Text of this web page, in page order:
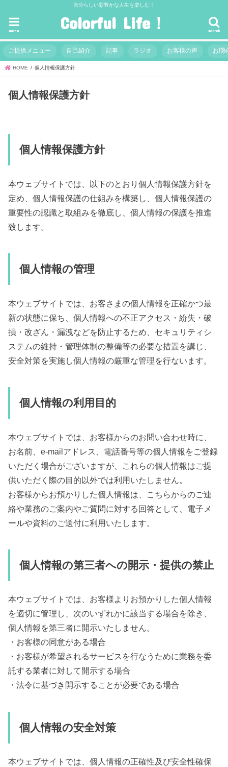
自分らしい彩豊かな人生を楽しむ！
Colorful Life！ search
menu
ご提供メニュー 自己紹介 記事 ラジオ お客様の声 お問
HOME 個人情報保護方針
個人情報保護方針
個人情報保護方針
本ウェブサイトでは、以下のとおり個人情報保護方針を
定め、個人情報保護の仕組みを構築し、個人情報保護の
重要性の認識と取組みを徹底し、個人情報の保護を推進
致します。
個人情報の管理
本ウェブサイトでは、お客さまの個人情報を正確かつ最
新の状態に保ち、個人情報への不正アクセス・紛失・破
損・改ざん・漏洩などを防止するため、セキュリティシ
ステムの維持・管理体制の整備等の必要な措置を講じ、
安全対策を実施し個人情報の厳重な管理を行ないます。
個人情報の利用目的
本ウェブサイトでは、お客様からのお問い合わせ時に、
お名前、e-mailアドレス、電話番号等の個人情報をご登録
いただく場合がございますが、これらの個人情報はご提
供いただく際の目的以外では利用いたしません。
お客様からお預かりした個人情報は、こちらからのご連
絡や業務のご案内やご質問に対する回答として、電子メ
ールや資料のご送付に利用いたします。
個人情報の第三者への開示・提供の禁止
本ウェブサイトでは、お客様よりお預かりした個人情報
を適切に管理し、次のいずれかに該当する場合を除き、
個人情報を第三者に開示いたしません。
・お客様の同意がある場合
・お客様が希望されるサービスを行なうために業務を委
託する業者に対して開示する場合
・法令に基づき開示することが必要である場合
個人情報の安全対策
本ウェブサイトでは、個人情報の正確性及び安全性確保